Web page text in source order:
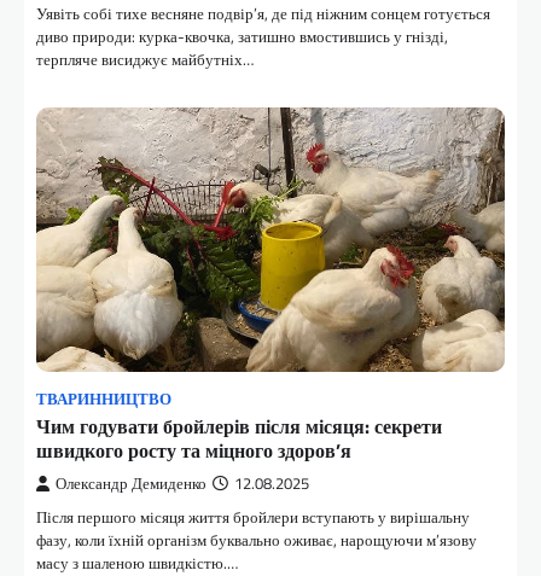
Уявіть собі тихе весняне подвір’я, де під ніжним сонцем готується
диво природи: курка-квочка, затишно вмостившись у гнізді,
терпляче висиджує майбутніх…
ТВАРИННИЦТВО
Чим годувати бройлерів після місяця: секрети
швидкого росту та міцного здоров’я
Олександр Демиденко 12.08.2025
Після першого місяця життя бройлери вступають у вирішальну
фазу, коли їхній організм буквально оживає, нарощуючи м’язову
масу з шаленою швидкістю.…